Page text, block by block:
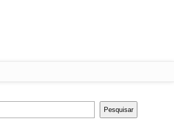
Pesquisar